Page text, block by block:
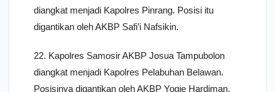
diangkat menjadi Kapolres Pinrang. Posisi itu
digantikan oleh AKBP Safi’i Nafsikin.
22. Kapolres Samosir AKBP Josua Tampubolon
diangkat menjadi Kapolres Pelabuhan Belawan.
Posisinya digantikan oleh AKBP Yogie Hardiman.